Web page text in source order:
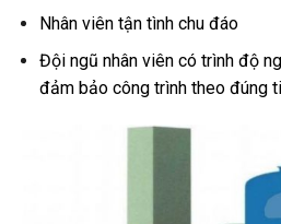
Nhân viên tận tình chu đáo
Đội ngũ nhân viên có trình độ
đảm bảo công trình theo đúng